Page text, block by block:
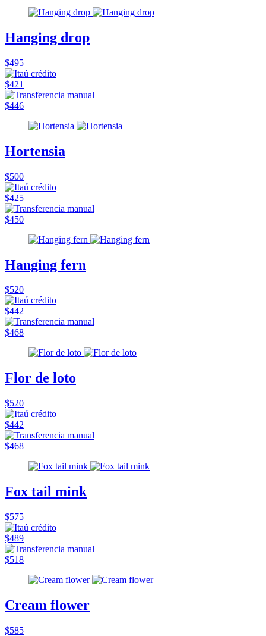
Hanging drop
$495
$421
$446
Hortensia
$500
$425
$450
Hanging fern
$520
$442
$468
Flor de loto
$520
$442
$468
Fox tail mink
$575
$489
$518
Cream flower
$585